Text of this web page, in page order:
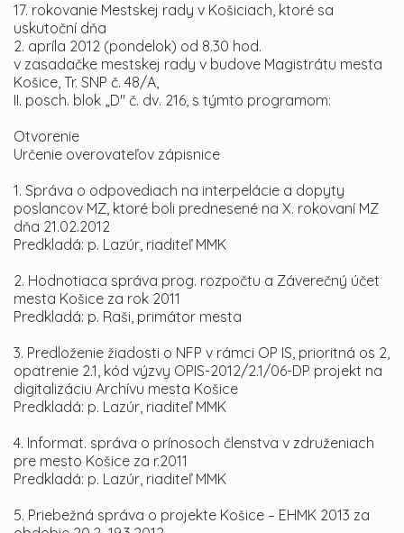
17. rokovanie Mestskej rady v Košiciach, ktoré sa
uskutoční dňa
2. apríla 2012 (pondelok) od 8.30 hod.
v zasadačke mestskej rady v budove Magistrátu mesta
Košice, Tr. SNP č. 48/A,
II. posch. blok „D" č. dv. 216, s týmto programom:
Otvorenie
Určenie overovateľov zápisnice
1. Správa o odpovediach na interpelácie a dopyty
poslancov MZ, ktoré boli prednesené na X. rokovaní MZ
dňa 21.02.2012
Predkladá: p. Lazúr, riaditeľ MMK
2. Hodnotiaca správa prog. rozpočtu a Záverečný účet
mesta Košice za rok 2011
Predkladá: p. Raši, primátor mesta
3. Predloženie žiadosti o NFP v rámci OP IS, prioritná os 2,
opatrenie 2.1, kód výzvy OPIS-2012/2.1/06-DP projekt na
digitalizáciu Archívu mesta Košice
Predkladá: p. Lazúr, riaditeľ MMK
4. Informat. správa o prínosoch členstva v združeniach
pre mesto Košice za r.2011
Predkladá: p. Lazúr, riaditeľ MMK
5. Priebežná správa o projekte Košice – EHMK 2013 za